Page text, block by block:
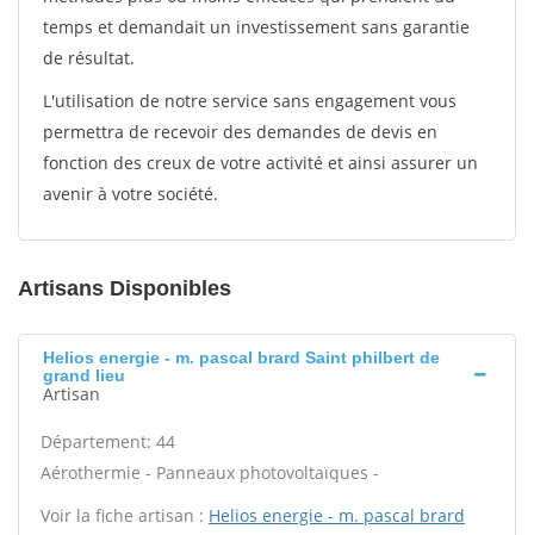
temps et demandait un investissement sans garantie
de résultat.
L'utilisation de notre service sans engagement vous
permettra de recevoir des demandes de devis en
fonction des creux de votre activité et ainsi assurer un
avenir à votre société.
Artisans Disponibles
Helios energie - m. pascal brard Saint philbert de
grand lieu
Artisan
Département: 44
Aérothermie - Panneaux photovoltaïques -
Voir la fiche artisan : Helios energie - m. pascal brard